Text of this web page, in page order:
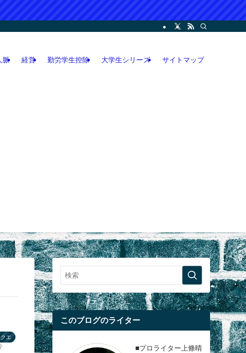
戻りツアー・コンサル・人脈論などの各情報などを記載。LINEオープンチャット
脈 経営 勤労学生控除 大学生シリーズ サイトマップ
エ
このブログのライター
■プロライター上條晴